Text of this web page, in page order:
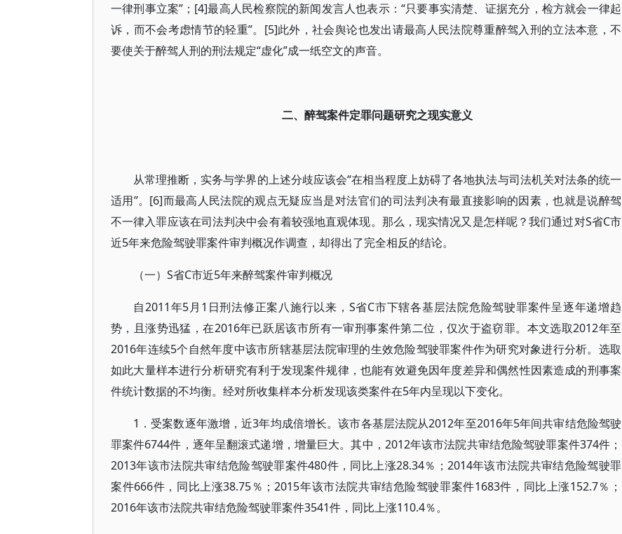
一律刑事立案”；[4]最高人民检察院的新闻发言人也表示：“只要事实清楚、证据充分，检方就会一律起
诉，而不会考虑情节的轻重”。[5]此外，社会舆论也发出请最高人民法院尊重醉驾入刑的立法本意，不
要使关于醉驾人刑的刑法规定“虚化”成一纸空文的声音。
二、醉驾案件定罪问题研究之现实意义
从常理推断，实务与学界的上述分歧应该会“在相当程度上妨碍了各地执法与司法机关对法条的统一
适用”。[6]而最高人民法院的观点无疑应当是对法官们的司法判决有最直接影响的因素，也就是说醉驾
不一律入罪应该在司法判决中会有着较强地直观体现。那么，现实情况又是怎样呢？我们通过对S省C市
近5年来危险驾驶罪案件审判概况作调查，却得出了完全相反的结论。
（一）S省C市近5年来醉驾案件审判概况
自2011年5月1日刑法修正案八施行以来，S省C市下辖各基层法院危险驾驶罪案件呈逐年递增趋
势，且涨势迅猛，在2016年已跃居该市所有一审刑事案件第二位，仅次于盗窃罪。本文选取2012年至
2016年连续5个自然年度中该市所辖基层法院审理的生效危险驾驶罪案件作为研究对象进行分析。选取
如此大量样本进行分析研究有利于发现案件规律，也能有效避免因年度差异和偶然性因素造成的刑事案
件统计数据的不均衡。经对所收集样本分析发现该类案件在5年内呈现以下变化。
1．受案数逐年激增，近3年均成倍增长。该市各基层法院从2012年至2016年5年间共审结危险驾驶
罪案件6744件，逐年呈翻滚式递增，增量巨大。其中，2012年该市法院共审结危险驾驶罪案件374件；
2013年该市法院共审结危险驾驶罪案件480件，同比上涨28.34％；2014年该市法院共审结危险驾驶罪
案件666件，同比上涨38.75％；2015年该市法院共审结危险驾驶罪案件1683件，同比上涨152.7％；
2016年该市法院共审结危险驾驶罪案件3541件，同比上涨110.4％。